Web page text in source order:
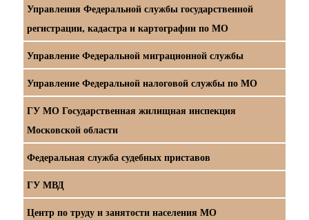
Управления Федеральной службы государственной
регистрации, кадастра и картографии по МО
Управление Федеральной миграционной службы
Управление Федеральной налоговой службы по МО
ГУ МО Государственная жилищная инспекция
Московской области
Федеральная служба судебных приставов
ГУ МВД
Центр по труду и занятости населения МО